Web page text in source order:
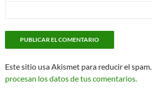
Este sitio usa Akismet para reducir el spam.
procesan los datos de tus comentarios.